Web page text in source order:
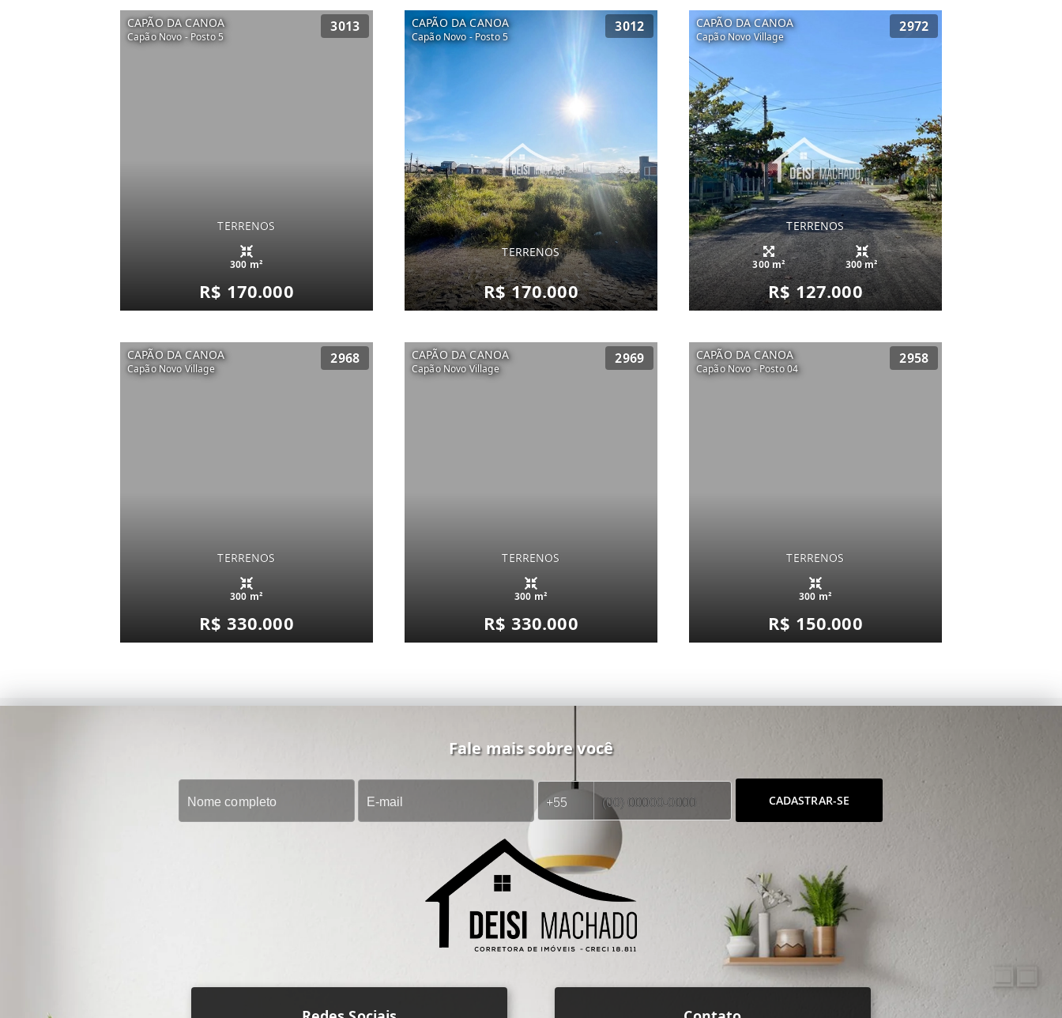
CAPÃO DA CANOA
Capão Novo - Posto 5
3013
TERRENOS
300 m²
R$ 170.000
CAPÃO DA CANOA
Capão Novo - Posto 5
3012
TERRENOS
R$ 170.000
CAPÃO DA CANOA
Capão Novo Village
2972
TERRENOS
300 m² 300 m²
R$ 127.000
CAPÃO DA CANOA
Capão Novo Village
2968
TERRENOS
300 m²
R$ 330.000
CAPÃO DA CANOA
Capão Novo Village
2969
TERRENOS
300 m²
R$ 330.000
CAPÃO DA CANOA
Capão Novo - Posto 04
2958
TERRENOS
300 m²
R$ 150.000
Fale mais sobre você
CADASTRAR-SE